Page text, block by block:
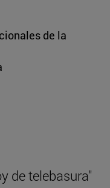
de la
de telebasura"